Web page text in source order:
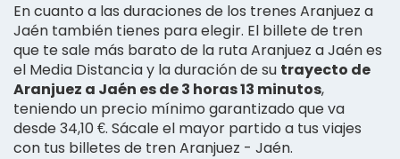
En cuanto a las duraciones de los trenes Aranjuez a
Jaén también tienes para elegir. El billete de tren
que te sale más barato de la ruta Aranjuez a Jaén es
el Media Distancia y la duración de su trayecto de
Aranjuez a Jaén es de 3 horas 13 minutos,
teniendo un precio mínimo garantizado que va
desde 34,10 €. Sácale el mayor partido a tus viajes
con tus billetes de tren Aranjuez - Jaén.